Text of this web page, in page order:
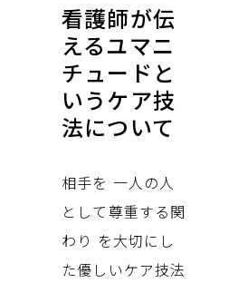
看護師が伝
えるユマニ
チュードと
いうケア技
法について
相手を 一人の人
として尊重する関
わり を大切にし
た優しいケア技法